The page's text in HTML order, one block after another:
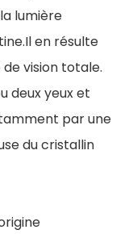
lumière
en résulte
vision totale.
deux yeux et
par une
du cristallin